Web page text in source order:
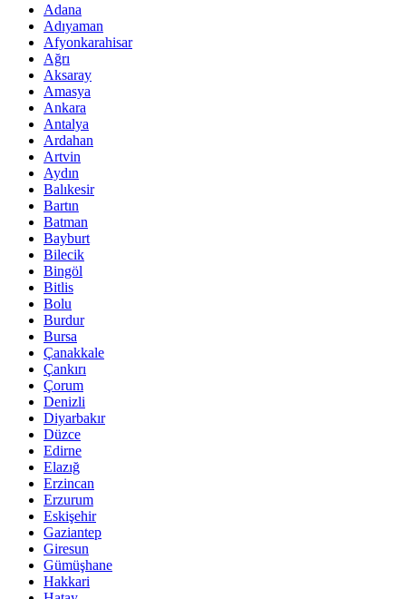
Adana
Adıyaman
Afyonkarahisar
Ağrı
Aksaray
Amasya
Ankara
Antalya
Ardahan
Artvin
Aydın
Balıkesir
Bartın
Batman
Bayburt
Bilecik
Bingöl
Bitlis
Bolu
Burdur
Bursa
Çanakkale
Çankırı
Çorum
Denizli
Diyarbakır
Düzce
Edirne
Elazığ
Erzincan
Erzurum
Eskişehir
Gaziantep
Giresun
Gümüşhane
Hakkari